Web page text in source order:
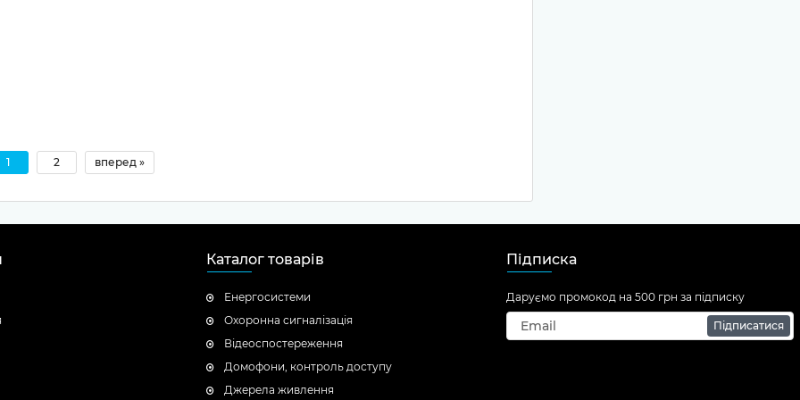
1 2 вперед »
Каталог товарів
Енергосистеми
Охоронна сигналізація
Відеоспостереження
Домофони, контроль доступу
Джерела живлення
Підписка
Даруємо промокод на 500 грн за підписку
Підписатися